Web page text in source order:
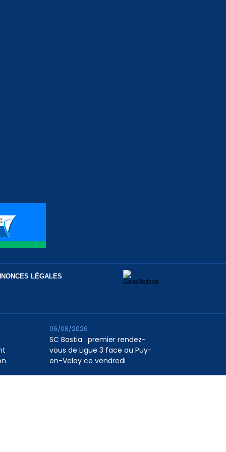
LÉGALES
SC Bastia : premier rendez-
vous de Ligue 3 face au Puy-
en-Velay ce vendredi
06/08/2026